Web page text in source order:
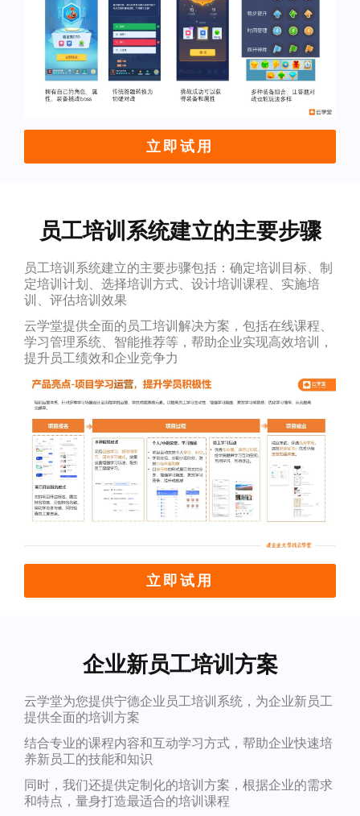
立即试用
员工培训系统建立的主要步骤
员工培训系统建立的主要步骤包括：确定培训目标、制
定培训计划、选择培训方式、设计培训课程、实施培
训、评估培训效果
云学堂提供全面的员工培训解决方案，包括在线课程、
学习管理系统、智能推荐等，帮助企业实现高效培训，
提升员工绩效和企业竞争力
立即试用
企业新员工培训方案
云学堂为您提供宁德企业员工培训系统，为企业新员工
提供全面的培训方案
结合专业的课程内容和互动学习方式，帮助企业快速培
养新员工的技能和知识
同时，我们还提供定制化的培训方案，根据企业的需求
和特点，量身打造最适合的培训课程